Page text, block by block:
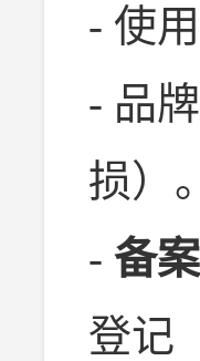
- 使
- 品
损）。
- 备
登记